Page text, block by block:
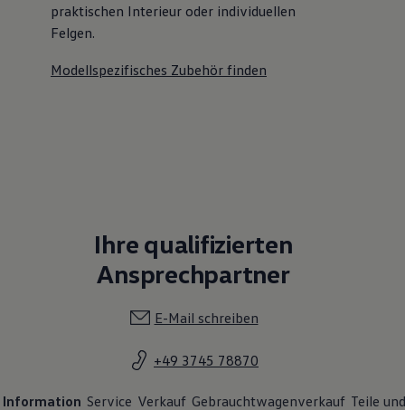
praktischen Interieur oder individuellen
Felgen.
Modellspezifisches Zubehör finden
Ihre qualifizierten
Ansprechpartner
E-Mail schreiben
+49 3745 78870
Information Service Verkauf Gebrauchtwagenverkauf Teile